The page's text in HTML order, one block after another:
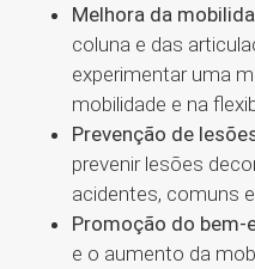
Melhora da
coluna e das
experimentar uma
mobilidade e na
Prevenção de
prevenir lesões
acidentes, comuns
Promoção do bem-
e o aumento da